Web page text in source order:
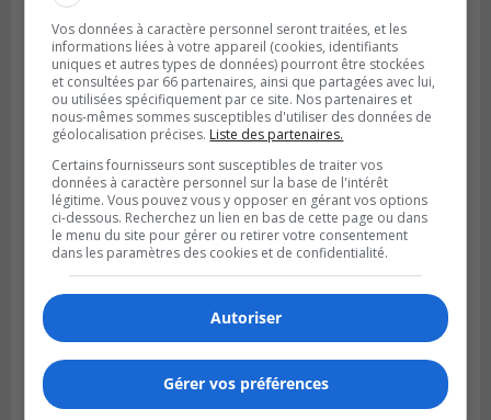
SAINT-BRUNO-DE-MONTARVILLE
Publié le 26 juillet 2026 à 08h01
Saint‑Bruno veut accélérer l’abandon des
outils à essence
Vos données à caractère personnel seront traitées, et les
informations liées à votre appareil (cookies, identifiants
uniques et autres types de données) pourront être stockées
et consultées par 66 partenaires, ainsi que partagées avec lui,
ou utilisées spécifiquement par ce site. Nos partenaires et
nous-mêmes sommes susceptibles d'utiliser des données de
géolocalisation précises. Liste des partenaires.
Certains fournisseurs sont susceptibles de traiter vos
données à caractère personnel sur la base de l'intérêt
légitime. Vous pouvez vous y opposer en gérant vos options
ci-dessous. Recherchez un lien en bas de cette page ou dans
le menu du site pour gérer ou retirer votre consentement
dans les paramètres des cookies et de confidentialité.
Autoriser
Gérer vos préférences